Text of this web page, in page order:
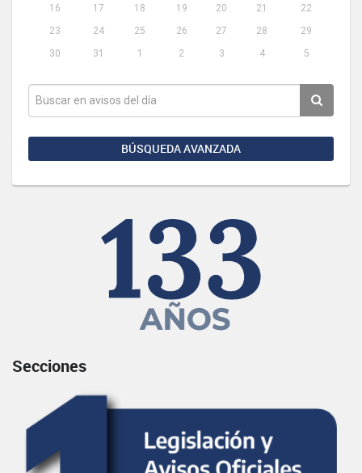
16
17 18 19 20 21
22
23
24 25 26 27 28
29
30
31 1 2 3 4 5
BÚSQUEDA AVANZADA
Secciones